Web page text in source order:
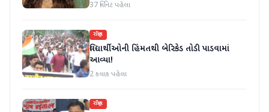
37 મિનિટ પહેલા
રાષ્ટ્રીય
વિદ્યાર્થીઓની હિંમતથી બેરિકેડ તોડી પાડવામાં
આવ્યા!
2 કલાક પહેલા
રાષ્ટ્રીય